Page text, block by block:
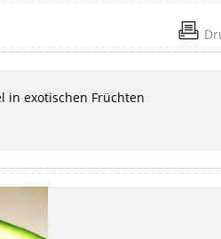
in exotischen Früchten